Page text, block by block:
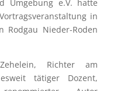
Umgebung e.V. hatte
in
Rodgau Nieder-Roden
Richter am
tätiger Dozent,